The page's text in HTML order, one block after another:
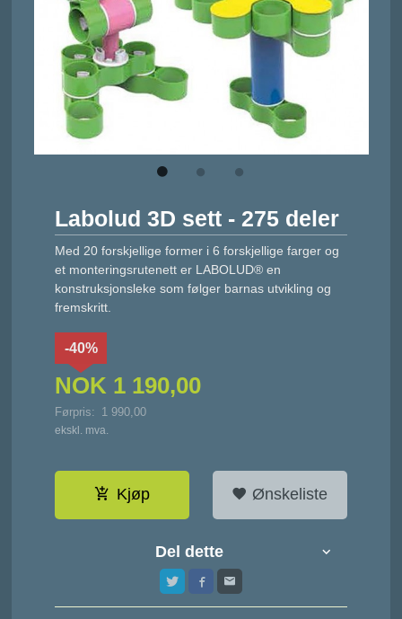
Labolud 3D sett - 275 deler
Med 20 forskjellige former i 6 forskjellige farger og
et monteringsrutenett er LABOLUD® en
konstruksjonsleke som følger barnas utvikling og
fremskritt.
NOK 1 190,00
Førpris: 1 990,00
Rabatt
-40%
ekskl. mva.
Kjøp Ønskeliste
Del dette